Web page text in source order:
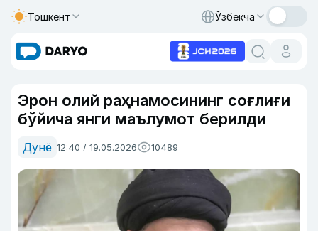
Тошкент Ўзбекча
Эрон олий раҳнамосининг соғлиғи
бўйича янги маълумот берилди
Дунё 12:40 / 19.05.2026 10489